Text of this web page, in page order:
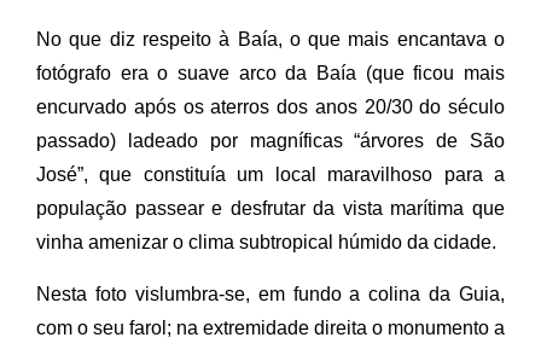
No que diz respeito à Baía, o que mais encantava o
fotógrafo era o suave arco da Baía (que ficou mais
encurvado após os aterros dos anos 20/30 do século
passado) ladeado por magníficas “árvores de São
José”, que constituía um local maravilhoso para a
população passear e desfrutar da vista marítima que
vinha amenizar o clima subtropical húmido da cidade.
Nesta foto vislumbra-se, em fundo a colina da Guia,
com o seu farol; na extremidade direita o monumento a